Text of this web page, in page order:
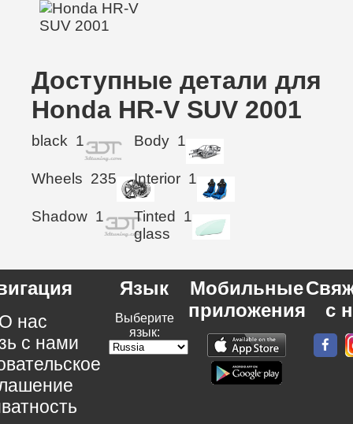
Доступные детали для
Honda HR-V SUV 2001
black 1 Body 1
Wheels 235 Interior 1
Shadow 1
Tinted
glass
1
нас
с нами
Язык
Выберите
язык:
Мобильные
приложения
с